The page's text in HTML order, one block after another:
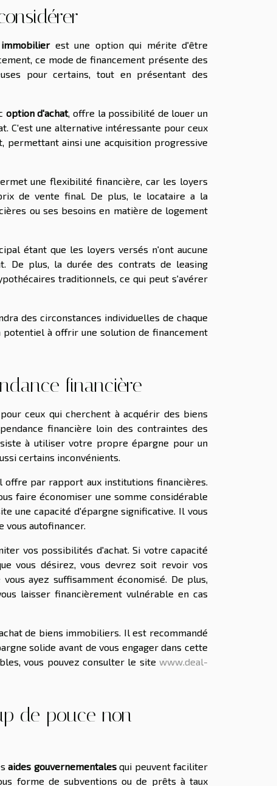
est une option qui mérite d'être
ce mode de financement présente des
pour certains, tout en présentant des
option d'achat, offre la possibilité de louer un
C'est une alternative intéressante pour ceux
permettant ainsi une acquisition progressive
une flexibilité financière, car les loyers
de vente final. De plus, le locataire a la
ou ses besoins en matière de logement
étant que les loyers versés n'ont aucune
De plus, la durée des contrats de leasing
traditionnels, ce qui peut s'avérer
des circonstances individuelles de chaque
à offrir une solution de financement
financière
ceux qui cherchent à acquérir des biens
financière loin des contraintes des
à utiliser votre propre épargne pour un
certains inconvénients.
par rapport aux institutions financières.
faire économiser une somme considérable
une capacité d'épargne significative. Il vous
autofinancer.
vos possibilités d'achat. Si votre capacité
vous désirez, vous devrez soit revoir vos
ayez suffisamment économisé. De plus,
laisser financièrement vulnérable en cas
de biens immobiliers. Il est recommandé
solide avant de vous engager dans cette
vous pouvez consulter le site www.deal-
de pouce non
aides gouvernementalesqui peuvent faciliter
forme de subventions ou de prêts à taux